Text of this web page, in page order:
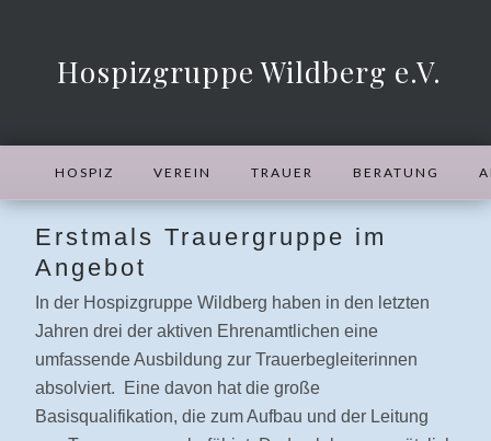
Hospizgruppe Wildberg e.V.
HOSPIZ VEREIN TRAUER BERATUNG
Erstmals Trauergruppe im
Angebot
In der Hospizgruppe Wildberg haben in den letzten
Jahren drei der aktiven Ehrenamtlichen eine
umfassende Ausbildung zur Trauerbegleiterinnen
absolviert. Eine davon hat die große
Basisqualifikation, die zum Aufbau und der Leitung